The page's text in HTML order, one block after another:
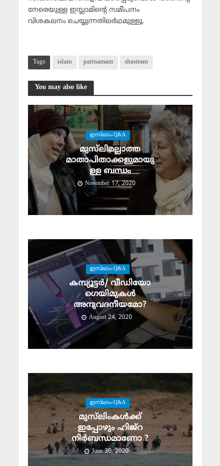
നേരെയുള്ള ഇസ്ലാമിന്റെ സമീപനം
വിശകലനം ചെയ്യുന്നതിലര്‍ഥമുള്ളൂ.
Tags islam parinamam shastram
You may also like
ഇസ്‌ലാം-Q&A
മുസ്‌ലിമല്ലാത്ത
മാതാപിതാക്കളുമായു
ള്ള ബന്ധം
November 17, 2020
ഇസ്‌ലാം-Q&A
കമ്പ്യൂട്ടര്‍/ വീഡിയോ
ഗെയിമുകള്‍
അനുവദനീയമോ?
August 24, 2020
ഇസ്‌ലാം-Q&A
മുസ്‌ലിംകള്‍ക്ക്
ഇപ്പോഴും ഹിജ്‌റ
നിര്‍ബന്ധമാണോ ?
June 30, 2020